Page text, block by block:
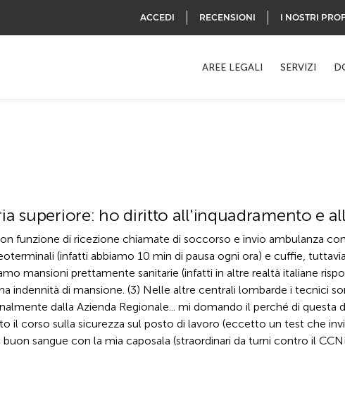
ACCEDI RECENSIONI I NOSTRI
AREE LEGALI SERVIZI
superiore: ho diritto all'inquadramento e
funzione di ricezione chiamate di soccorso e invio ambulanza
(infatti abbiamo 10 min di pausa ogni ora) e cuffie,
mansioni prettamente sanitarie (infatti in altre realtà italiane
indennità di mansione. (3) Nelle altre centrali lombarde i tecnici
dalla Azienda Regionale... mi domando il perché di questa
il corso sulla sicurezza sul posto di lavoro (eccetto un test che
sangue con la mia caposala (straordinari da turni contro il